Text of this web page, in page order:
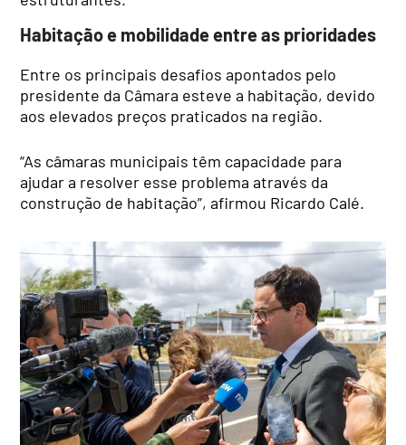
Habitação e mobilidade entre as prioridades
Entre os principais desafios apontados pelo
presidente da Câmara esteve a habitação, devido
aos elevados preços praticados na região.
“As câmaras municipais têm capacidade para
ajudar a resolver esse problema através da
construção de habitação”, afirmou Ricardo Calé.